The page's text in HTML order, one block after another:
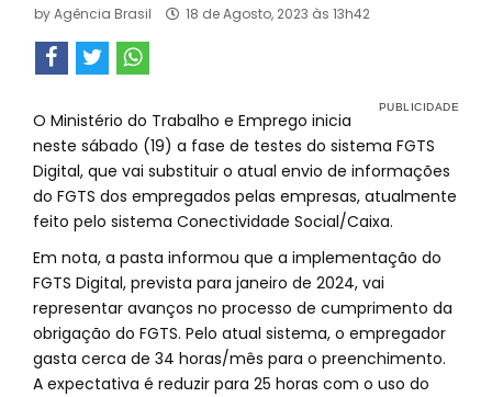
byAgência Brasil 18 de Agosto, 2023 às 13h42
O Ministério do Trabalho e Emprego inicia
neste sábado (19) a fase de testes do sistema FGTS
Digital, que vai substituir o atual envio de informações
do FGTS dos empregados pelas empresas, atualmente
feito pelo sistema Conectividade Social/Caixa.
Em nota, a pasta informou que a implementação do
FGTS Digital, prevista para janeiro de 2024, vai
representar avanços no processo de cumprimento da
obrigação do FGTS. Pelo atual sistema, o empregador
gasta cerca de 34 horas/mês para o preenchimento.
A expectativa é reduzir para 25 horas com o uso do